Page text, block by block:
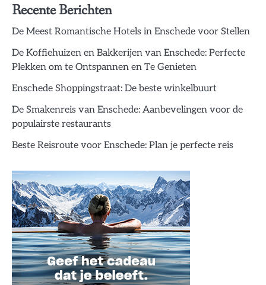
Recente Berichten
De Meest Romantische Hotels in Enschede voor Stellen
De Koffiehuizen en Bakkerijen van Enschede: Perfecte
Plekken om te Ontspannen en Te Genieten
Enschede Shoppingstraat: De beste winkelbuurt
De Smakenreis van Enschede: Aanbevelingen voor de
populairste restaurants
Beste Reisroute voor Enschede: Plan je perfecte reis